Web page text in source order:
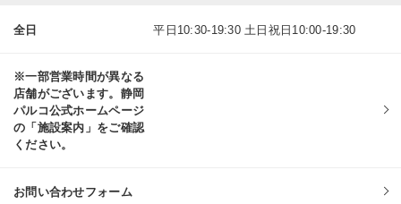
全日 平日10:30-19:30 土日祝日10:00-19:30
※一部営業時間が異なる
店舗がございます。静岡
パルコ公式ホームページ
の「施設案内」をご確認
ください。
お問い合わせフォーム